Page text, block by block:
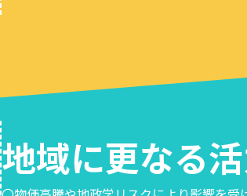
地域に更なる